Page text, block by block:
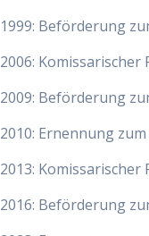
1999: Beförderung
2006: Komissarischer
2009: Beförderung
2010: Ernennung
2013:
2016: Beförderung